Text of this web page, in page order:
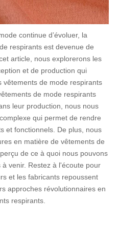
continue d’évoluer, la
respirants est devenue de
article, nous explorerons les
et de production qui
vêtements de mode respirants
de mode respirants
leur production, nous nous
qui permet de rendre
et fonctionnels. De plus, nous
en matière de vêtements de
de ce à quoi nous pouvons
venir. Restez à l'écoute pour
et les fabricants repoussent
approches révolutionnaires en
respirants.